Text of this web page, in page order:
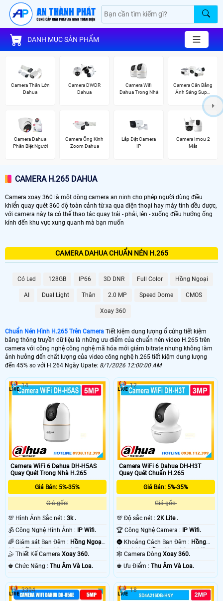
DANH MỤC SẢN PHẨM
Camera Thân Lớn
Dahua
Camera DWDR
Dahua
Camera Wifi
Dahua Trong Nhà
Camera Cân Bằng
Ánh Sáng Super
Camera Dahua
Phân Biệt Người
Camera Ống Kính
Zoom Dahua
Lắp Đặt Camera
IP
Camera Imou 2
Mắt
CAMERA H.265 DAHUA
Camera xoay 360 là một dòng camera an ninh cho phép người dùng điều
khiển quay quét 360 độ toàn cảnh từ xa qua điện thoại hay máy tính đều được,
với camera này ta có thể thao tác quay trái - phải, lên - xuống điều hướng ống
kính đến khu vực xung quanh mà bạn muốn
CAMERA DAHUA CHUẨN NÉN H.265
Có Led 128GB IP66 3D DNR Full Color Hồng Ngoại
AI Dual Light Thân 2.0 MP Speed Dome CMOS
Xoay 360
Chuẩn Nén Hình H.265 Trên Camera Tiết kiệm dung lượng ổ cứng tiết kiệm
băng thông truyền dữ liệu là những ưu điểm của chuẩn nén video H.265 trên
camera với công nghệ công nghệ mã hóa mới giảm bitrate nhưng không làm
ảnh hưởng đến chất lượng của video công nghệ h.265 tiết kiệm dung lượng
đến 45% so với H.264 Ngày Upate: 8/1/2026 12:00:00 AM
Camera WiFi 6 Dahua DH-H5AS
Quay Quét Trong Nhà H.265
Giá Bán: 5%-35%
Giá gốc:
💯 Hình Ảnh Sắc nét : 3k .
🕉️ Công Nghệ Hình Ảnh :
IP Wifi.
🌈 Giám sát Ban Đêm : Hồng Ngoại
20m Hồng Ngoại Smart IR.
🤹 Thiết Kế Camera Xoay 360.
️♚ Chức Năng : Thu Âm Và Loa.
14
Camera WiFi 6 Dahua DH-H3T
Quay Quét Chuẩn H.265
Giá Bán: 5%-35%
Giá gốc:
💯 Độ sắc nét :2K Lite .
🏆 Công Nghệ Camera :
IP Wifi.
🌚 Khoảng Cách Ban Đêm : Hồng
Ngoại 10m Hồng Ngoại Smart IR.
🕸️ Camera DòngXoay 360.
️♚ Ưu Điểm :Thu Âm Và Loa.
12
3394 18